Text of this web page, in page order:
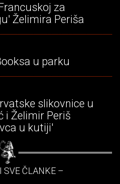
za
Želimira Periša
u parku
slikovnice u
i Želimir Periš
u kutiji'
SVE ČLANKE –